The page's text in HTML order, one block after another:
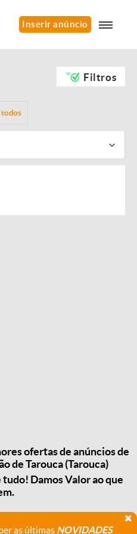
Inserir anúncio
Filtros
ofertas de anúncios de
de Tarouca (Tarouca)
Damos Valor ao que
as últimas NOVIDADES